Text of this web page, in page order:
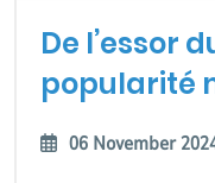
POPULARITÉ
De l’essor
popularité
06 November